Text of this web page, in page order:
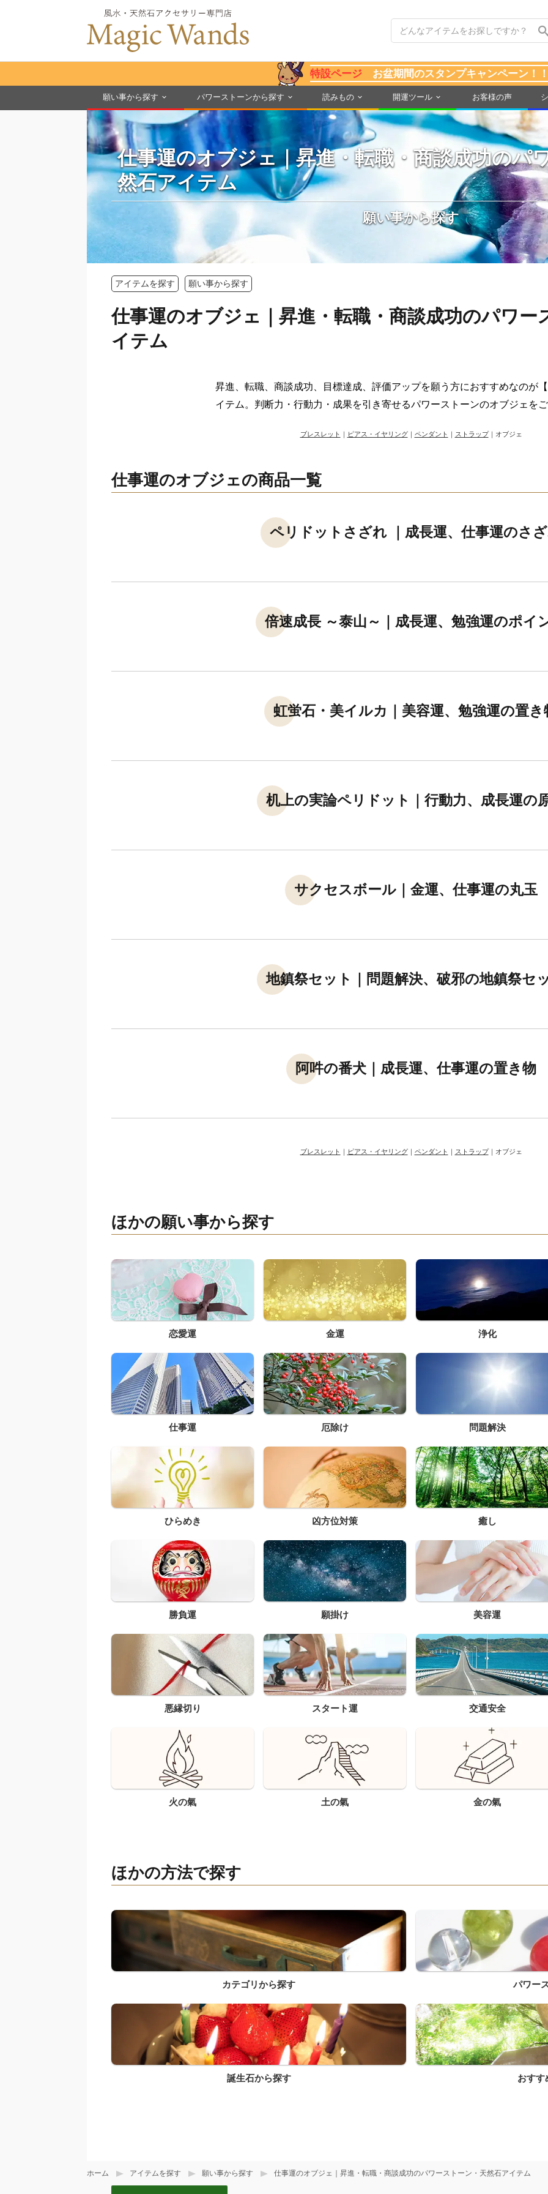
特設ページ お盆期間のスタンプキャンペーン！
願い事から探す パワーストーンから探す 読みもの 開運ツール お客様の声
仕事運のオブジェ｜昇進・転職・商談成功のパ
然石アイテム
願い事から探す
アイテムを探す 願い事から探す
仕事運のオブジェ｜昇進・転職・商談成功のパワー
イテム
昇進、転職、商談成功、目標達成、評価アップを願う方におすすめなのが
イテム。判断力・行動力・成果を引き寄せるパワーストーンのオブジェを
ブレスレット ｜ ピアス・イヤリング｜ ペンダント ｜ ストラップ｜オブジェ
仕事運のオブジェの商品一覧
ペリドットさざれ ｜成長運、仕事運のさ
倍速成長 ～泰山～｜成長運、勉強運のポイ
虹蛍石・美イルカ｜美容運、勉強運の置き
机上の実論ペリドット｜行動力、成長運の
サクセスボール｜金運、仕事運の丸玉
地鎮祭セット｜問題解決、破邪の地鎮祭セ
阿吽の番犬｜成長運、仕事運の置き物
ブレスレット ｜ ピアス・イヤリング｜ ペンダント ｜ ストラップ｜オブジェ
ほかの願い事から探す
恋愛運 金運 浄化
仕事運 厄除け 問題解決
ひらめき 凶方位対策 癒し
勝負運 願掛け 美容運
悪縁切り スタート運 交通安全
火の氣 土の氣 金の氣
ほかの方法で探す
カテゴリから探す パワー
誕生石から探す おすす
ホーム アイテムを探す 願い事から探す 仕事運のオブジェ｜昇進・転職・商談成功のパワーストーン・天然石アイテム